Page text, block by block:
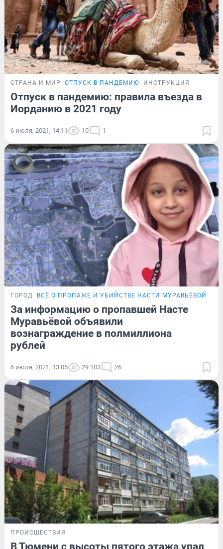
СТРАНА И МИР ОТПУСК В ПАНДЕМИЮ ИНСТРУКЦИЯ
Отпуск в пандемию: правила въезда в
Иорданию в 2021 году
6 июля, 2021, 14:11 10 1
ГОРОД ВСЁ О ПРОПАЖЕ И УБИЙСТВЕ НАСТИ МУРАВЬЁВОЙ
За информацию о пропавшей Насте
Муравьёвой объявили
вознаграждение в полмиллиона
рублей
6 июля, 2021, 13:05 29 103 26
ПРОИСШЕСТВИЯ
В Тюмени с высоты пятого этажа упал